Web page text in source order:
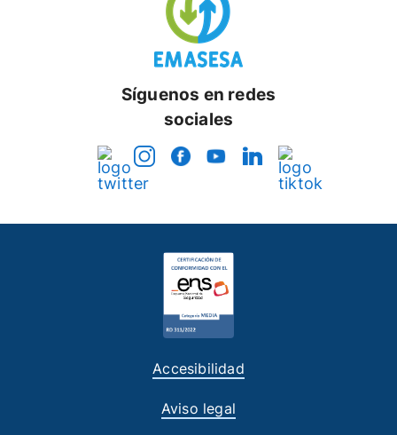
Síguenos en redes
sociales
Accesibilidad
Aviso legal